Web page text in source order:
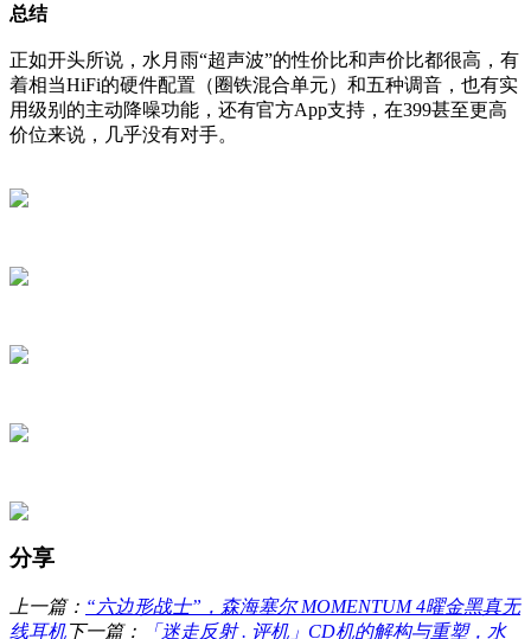
总结
正如开头所说，水月雨“超声波”的性价比和声价比都很高，有
着相当HiFi的硬件配置（圈铁混合单元）和五种调音，也有实
用级别的主动降噪功能，还有官方App支持，在399甚至更高
价位来说，几乎没有对手。
分享
上一篇： “六边形战士”，森海塞尔 MOMENTUM 4曜金黑真无
线耳机下一篇： 「迷走反射 . 评机」CD机的解构与重塑，水